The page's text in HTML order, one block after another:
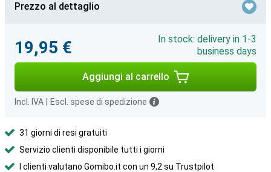
Prezzo al dettaglio
19,95 €
In stock: delivery in 1-3
business days
Aggiungi al carrello
Incl. IVA Escl. spese di spedizione
31 giorni di resi gratuiti
Servizio clienti disponibile tutti i giorni
I clienti valutano Gomibo.it con un 9,2 su Trustpilot